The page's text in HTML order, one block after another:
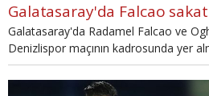
Galatasaray'da Radamel Falcao ve
Denizlispor maçının kadrosunda yer